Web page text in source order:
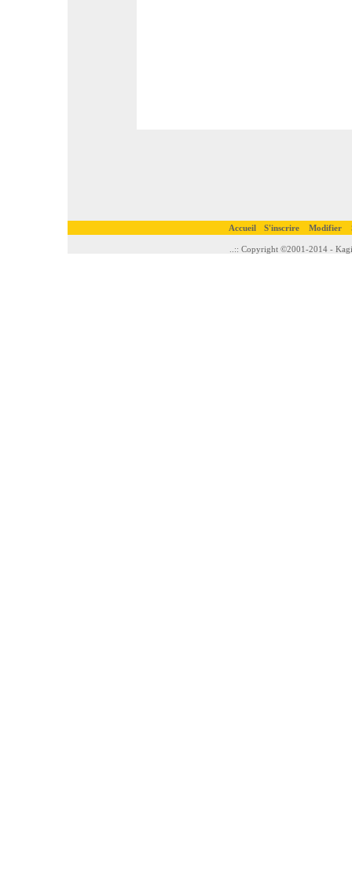
Accueil S'inscrire Modifier
..:: Copyright ©2001-2014 -